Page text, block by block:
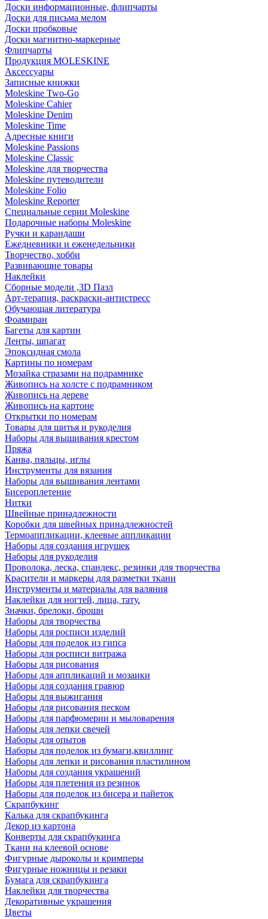
Доски информационные, флипчарты
Доски для письма мелом
Доски пробковые
Доски магнитно-маркерные
Флипчарты
Продукция MOLESKINE
Аксессуары
Записные книжки
Moleskine Two-Go
Moleskine Cahier
Moleskine Denim
Moleskine Time
Адресные книги
Moleskine Passions
Moleskine Classic
Moleskine для творчества
Moleskine путеводители
Moleskine Folio
Moleskine Reporter
Специальные серии Moleskine
Подарочные наборы Moleskine
Ручки и карандаши
Ежедневники и еженедельники
Творчество, хобби
Развивающие товары
Наклейки
Сборные модели ,3D Пазл
Арт-терапия, раскраски-антистресс
Обучающая литература
Фоамиран
Багеты для картин
Ленты, шпагат
Эпоксидная смола
Картины по номерам
Мозайка стразами на подрамнике
Живопись на холсте с подрамником
Живопись на дереве
Живопись на картоне
Открытки по номерам
Товары для шитья и рукоделия
Наборы для вышивания крестом
Пряжа
Канва, пяльцы, иглы
Инструменты для вязания
Наборы для вышивания лентами
Бисероплетение
Нитки
Швейные принадлежности
Коробки для швейных принадлежностей
Термоаппликации, клеевые аппликации
Наборы для создания игрушек
Наборы для рукоделия
Проволока, леска, спандекс, резинки для творчества
Красители и маркеры для разметки ткани
Инструменты и материалы для валяния
Наклейки для ногтей, лица, тату.
Значки, брелоки, броши
Наборы для творчества
Наборы для росписи изделий
Наборы для поделок из гипса
Наборы для росписи витража
Наборы для рисования
Наборы для аппликаций и мозаики
Наборы для создания гравюр
Наборы для выжигания
Наборы для рисования песком
Наборы для парфюмерии и мыловарения
Наборы для лепки свечей
Наборы для опытов
Наборы для поделок из бумаги,квиллинг
Наборы для лепки и рисования пластилином
Наборы для создания украшений
Наборы для плетения из резинок
Наборы для поделок из бисера и пайеток
Скрапбукинг
Калька для скрапбукинга
Декор из картона
Конверты для скрапбукинга
Ткани на клеевой основе
Фигурные дыроколы и кримперы
Фигурные ножницы и резаки
Бумага для скрапбукинга
Наклейки для творчества
Декоративные украшения
Цветы